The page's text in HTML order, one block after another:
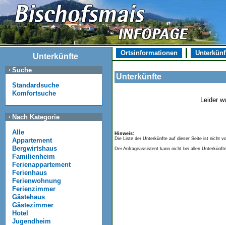
Unterkünfte
Suche
Standardsuche
Komfortsuche
Nach Kategorie
Alle
Appartement
Bergwirtshaus
Familienheim
Ferienappartement
Ferienhaus
Ferienwohnung
Ferienzimmer
Gästehaus
Gästezimmer
Hotel
Jugendheim
Ortsinformationen
Unterkünfte
Leider
Hinweis:
Die Liste der Unterkünfte auf dieser Seite ist nicht
Der Anfrageassistent kann nicht bei allen